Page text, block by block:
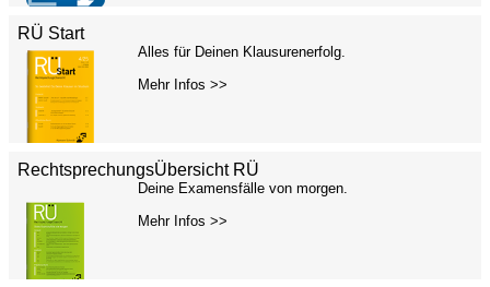
RÜ Start
Alles für Deinen Klausurenerfolg.
Mehr Infos >>
RechtsprechungsÜbersicht RÜ
Deine Examensfälle von morgen.
Mehr Infos >>